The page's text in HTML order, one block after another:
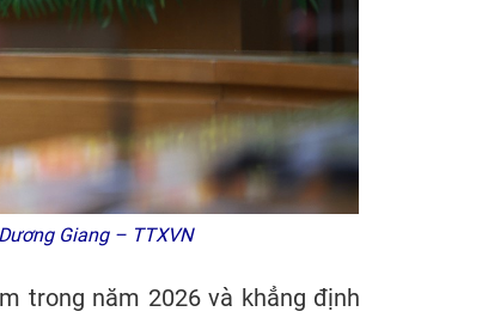
Giang – TTXVN
trong năm 2026 và khẳng định